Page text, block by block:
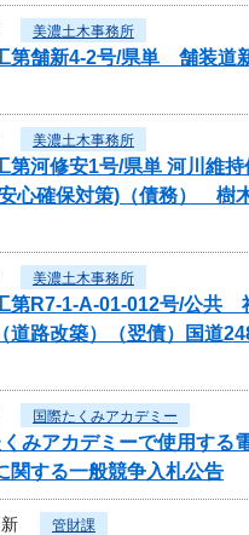
美濃土木事務所
第舗新4-2号/県単 舗装道
美濃土木事務所
第河修安1号/県単 河川維
心確保対策)（債務） 樹
美濃土木事務所
第R7-1-A-01-012号/公共
道路改築）（翌債）国道
国際たくみアカデミー
みアカデミーで使用する
関する一般競争入札公告
管財課